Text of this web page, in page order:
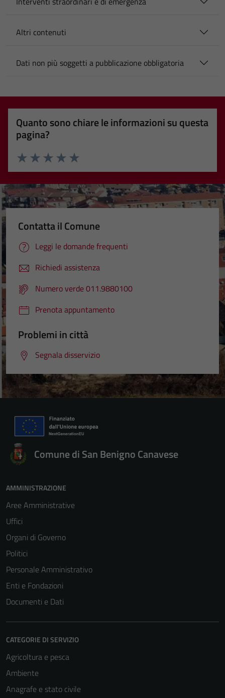
Altri contenuti
Dati non più soggetti a pubblicazione obbligatoria
Quanto sono chiare le informazioni su questa
pagina?
Valuta 5 stelle su 5
Valuta 4 stelle su 5
Valuta 3 stelle su 5
Valuta 2 stelle su 5
Valuta 1 stelle su 5
Contatta il Comune
Leggi le domande frequenti
Richiedi assistenza
Numero verde 011.9880100
Prenota appuntamento
Problemi in città
Segnala disservizio
Comune di San Benigno Canavese
AMMINISTRAZIONE
Aree Amministrative
Uffici
Organi di Governo
Politici
Personale Amministrativo
Enti e Fondazioni
Documenti e Dati
CATEGORIE DI SERVIZIO
Agricoltura e pesca
Ambiente
Anagrafe e stato civile